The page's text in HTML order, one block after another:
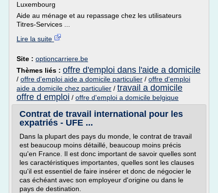
Luxembourg
Aide au ménage et au repassage chez les utilisateurs
Titres-Services ...
Lire la suite
Site : optioncarriere.be
Thèmes liés : offre d'emploi dans l'aide a domicile
/ offre d'emploi aide a domicile particulier / offre d'emploi
aide a domicile chez particulier / travail a domicile
offre d emploi / offre d'emploi a domicile belgique
Contrat de travail international pour les
expatriés - UFE ...
Dans la plupart des pays du monde, le contrat de travail
est beaucoup moins détaillé, beaucoup moins précis
qu'en France. Il est donc important de savoir quelles sont
les caractéristiques importantes, quelles sont les clauses
qu'il est essentiel de faire insérer et donc de négocier le
cas échéant avec son employeur d'origine ou dans le
pays de destination.